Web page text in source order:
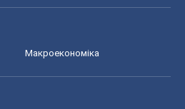
Макроекономіка